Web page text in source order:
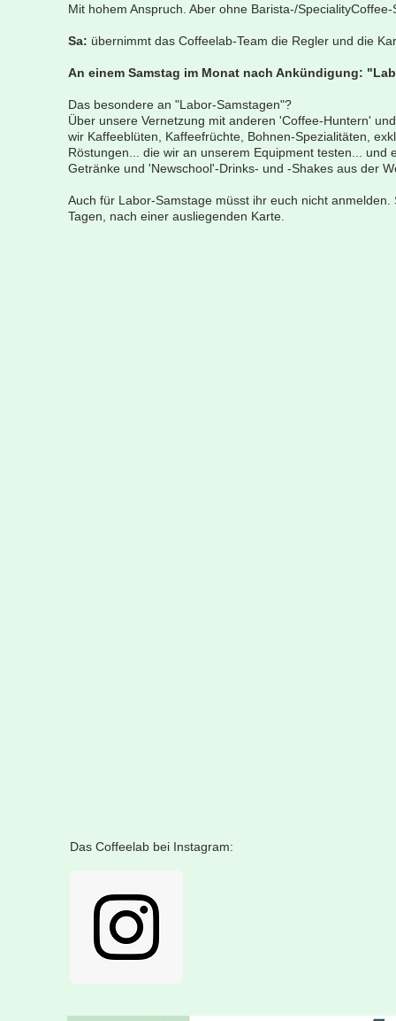
Mit hohem Anspruch. Aber ohne Barista-/SpecialityCoffee-
Sa: übernimmt das Coffeelab-Team die Regler und die
An einem Samstag im Monat nach Ankündigung:
Das besondere an "Labor-Samstagen"?
Über unsere Vernetzung mit anderen 'Coffee-Huntern'
wir Kaffeeblüten, Kaffeefrüchte, Bohnen-Spezialitäten,
Röstungen... die wir an unserem Equipment testen...
Getränke und 'Newschool'-Drinks- und -Shakes aus der
Auch für Labor-Samstage müsst ihr euch nicht
Tagen, nach einer ausliegenden Karte.
Das Coffeelab bei Instagram: